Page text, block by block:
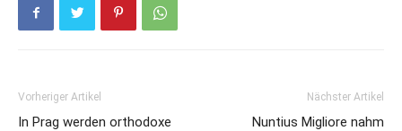
Vorheriger Artikel
In Prag werden orthodoxe
Nächster Artikel
Nuntius Migliore nahm